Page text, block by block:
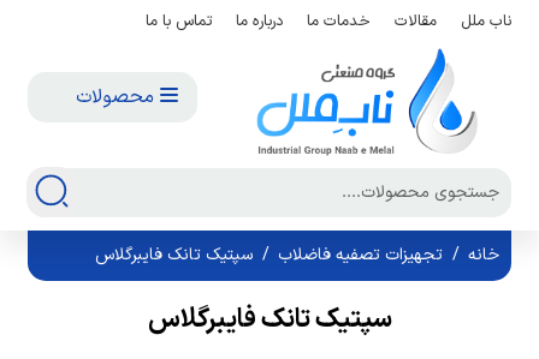
محصولات
ناب ملل مقالات خدمات ما درباره ما تماس با ما
خانه / تجهیزات تصفیه فاضلاب / سپتیک تانک فایبرگلاس
سپتیک تانک فایبرگلاس